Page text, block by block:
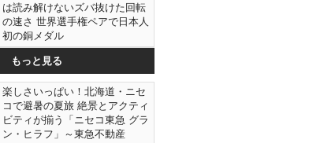
は読み解けないズバ抜けた回転
の速さ 世界選手権ペアで日本人
初の銅メダル
もっと見る
楽しさいっぱい！北海道・ニセ
コで避暑の夏旅 絶景とアクティ
ビティが揃う「ニセコ東急 グラ
ン・ヒラフ」～東急不動産